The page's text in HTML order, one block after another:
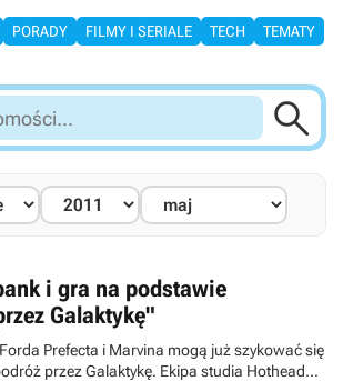
PORADY FILMY I SERIALE TECH TEMATY

i gra na podstawie
Galaktykę"
Prefecta i Marvina mogą już szykować się
przez Galaktykę. Ekipa studia Hothead